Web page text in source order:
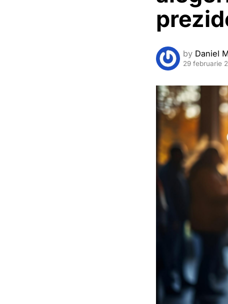
by Daniel
29 februarie